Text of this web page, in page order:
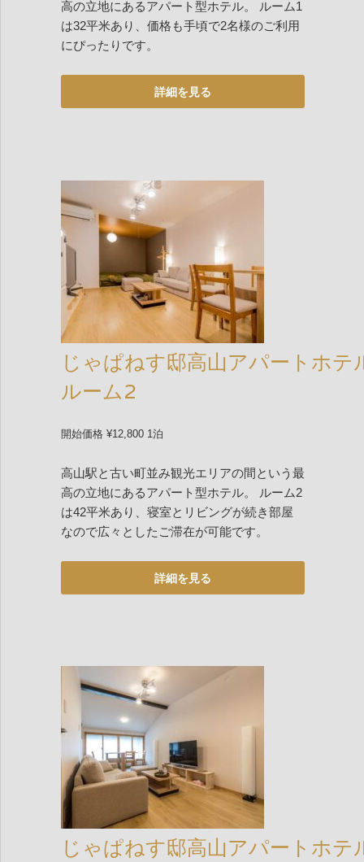
高の立地にあるアパート型ホテル。 ルーム1
は32平米あり、価格も手頃で2名様のご利用
にぴったりです。
じゃぱねす邸高山アパートホテ
ルーム2
開始価格 ¥12,800 1泊
高山駅と古い町並み観光エリアの間という最
高の立地にあるアパート型ホテル。 ルーム2
は42平米あり、寝室とリビングが続き部屋
なので広々としたご滞在が可能です。
じゃぱねす邸高山アパートホテ